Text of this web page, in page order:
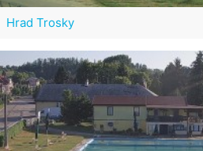
Hrad Trosky